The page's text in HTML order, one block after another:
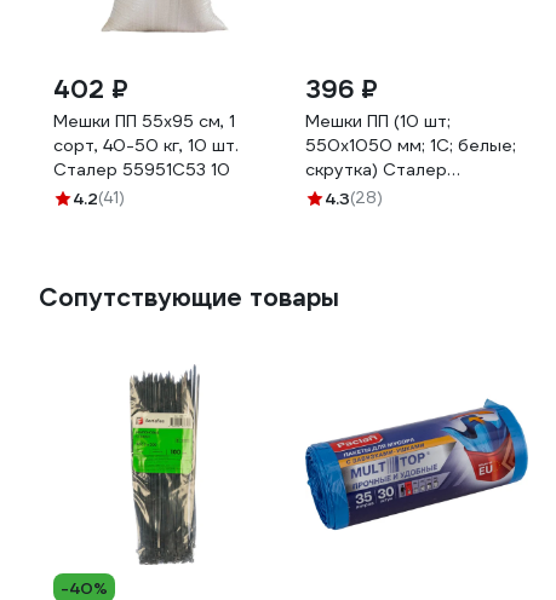
402 ₽
Мешки ПП 55х95 см, 1
сорт, 40-50 кг, 10 шт.
Сталер 55951С53 10
4.2(41)
396 ₽
Мешки ПП (10 шт;
550х1050 мм; 1С; белые;
скрутка) Сталер
551051С60 10
4.3(28)
Сопутствующие товары
-40%